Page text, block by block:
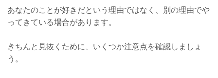
あなたのことが好きだという理由ではなく、別の理由でや
ってきている場合があります。
きちんと見抜くために、いくつか注意点を確認しましょ
う。